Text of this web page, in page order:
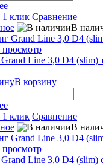
1 клик Сравнение
В
Line 3,0 D4 (slim)
В корзину
1 клик Сравнение
В
Line 3,0 D4 (slim)